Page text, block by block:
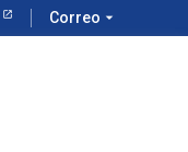
Correo arrow_drop_down